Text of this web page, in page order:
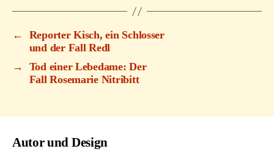
←
Reporter Kisch, ein Schlosser
und der Fall Redl
→
Tod einer Lebedame: Der
Fall Rosemarie Nitribitt
Autor und Design